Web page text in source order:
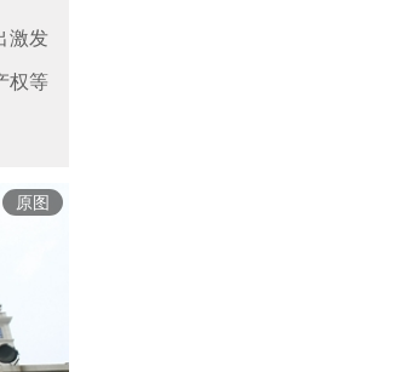
激发
权等
原图